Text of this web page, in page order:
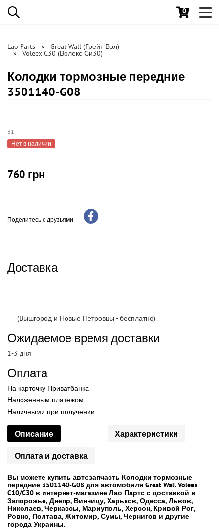
0
Lao Parts Great Wall (Грейт Вол)
Voleex C30 (Волекс Си30)
Колодки тормозные передние
3501140-G08
31
Нет в наличии
760 грн
Поделитесь с друзьями
Доставка
(Вышгород и Новые Петровцы - бесплатно)
Ожидаемое время доставки
1-3 дня
Оплата
На карточку Приватбанка
Наложенным платежом
Наличными при получении
Описание Характеристики
Оплата и доставка
Вы можете купить автозапчасть Колодки тормозные
передние 3501140-G08 для автомобиля Great Wall Voleex
C10/C30 в интернет-магазине Лао Партс с доставкой в
Запорожье, Днепр, Винницу, Харьков, Одесса, Львов,
Николаев, Черкассы, Мариуполь, Херсон, Кривой Рог,
Ровно, Полтава, Житомир, Сумы, Чернигов и другие
города Украины.